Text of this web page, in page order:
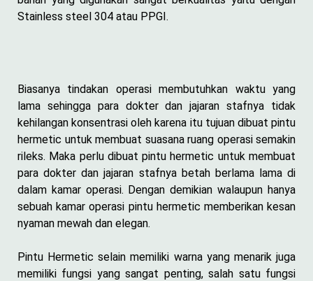
Stainless steel 304 atau PPGI.
Biasanya tindakan operasi membutuhkan waktu yang
lama sehingga para dokter dan jajaran stafnya tidak
kehilangan konsentrasi oleh karena itu tujuan dibuat pintu
hermetic untuk membuat suasana ruang operasi semakin
rileks. Maka perlu dibuat pintu hermetic untuk membuat
para dokter dan jajaran stafnya betah berlama lama di
dalam kamar operasi. Dengan demikian walaupun hanya
sebuah kamar operasi pintu hermetic memberikan kesan
nyaman mewah dan elegan.
Pintu Hermetic selain memiliki warna yang menarik juga
memiliki fungsi yang sangat penting, salah satu fungsi